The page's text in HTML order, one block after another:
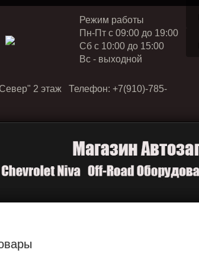
Режим работы
Пн-Пт с 09:00 до 19:00
Cб с 10:00 до 15:00
Вс - выходной
2 этаж Телефон: +7(910)-785-